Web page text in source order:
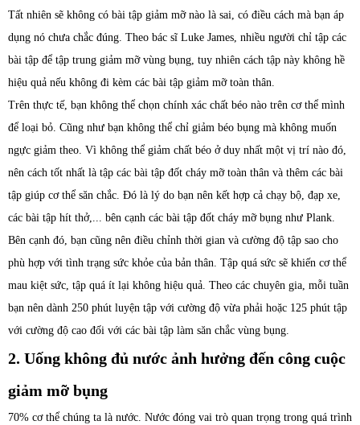
Tất nhiên sẽ không có bài tập giảm mỡ nào là sai, có điều cách mà bạn áp
dụng nó chưa chắc đúng. Theo bác sĩ Luke James, nhiều người chỉ tập các
bài tập để tập trung giảm mỡ vùng bụng, tuy nhiên cách tập này không hề
hiệu quả nếu không đi kèm các bài tập giảm mỡ toàn thân.
Trên thực tế, bạn không thể chọn chính xác chất béo nào trên cơ thể mình
để loại bỏ. Cũng như bạn không thể chỉ giảm béo bụng mà không muốn
ngực giảm theo. Vì không thể giảm chất béo ở duy nhất một vị trí nào đó,
nên cách tốt nhất là tập các bài tập đốt cháy mỡ toàn thân và thêm các bài
tập giúp cơ thể săn chắc. Đó là lý do bạn nên kết hợp cả chạy bộ, đạp xe,
các bài tập hít thở,... bên cạnh các bài tập đốt cháy mỡ bụng như Plank.
Bên cạnh đó, bạn cũng nên điều chỉnh thời gian và cường độ tập sao cho
phù hợp với tình trạng sức khỏe của bản thân. Tập quá sức sẽ khiến cơ thể
mau kiệt sức, tập quá ít lại không hiệu quả. Theo các chuyên gia, mỗi tuần
bạn nên dành 250 phút luyện tập với cường độ vừa phải hoặc 125 phút tập
với cường độ cao đối với các bài tập làm săn chắc vùng bụng.
2. Uống không đủ nước ảnh hưởng đến công cuộc
giảm mỡ bụng
70% cơ thể chúng ta là nước. Nước đóng vai trò quan trọng trong quá trình